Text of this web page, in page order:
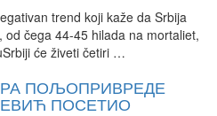
trend koji kaže da Srbija
čega 44-45 hilada na mortaliet,
će živeti četiri …
ПОЉОПРИВРЕДЕ
ПОСЕТИО